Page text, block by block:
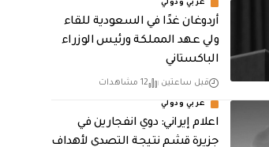
عربي ودولي
أردوغان غدًا في السعودية للقاء
ولي عهد المملكة ورئيس الوزراء
الباكستاني
قبل ساعتين 12 مشاهدات
عربي ودولي
اعلام إيراني: دوي انفجارين في
جزيرة قشم نتيجة التصدي لأهداف